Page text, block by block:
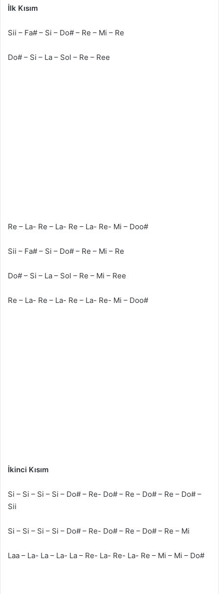
İlk Kısım
Sii – Fa# – Si – Do# – Re – Mi – Re
Do# – Si – La – Sol – Re – Ree
Re – La- Re – La- Re – La- Re- Mi – Doo#
Sii – Fa# – Si – Do# – Re – Mi – Re
Do# – Si – La – Sol – Re – Mi – Ree
Re – La- Re – La- Re – La- Re- Mi – Doo#
İkinci Kısım
Si – Si – Si – Si – Do# – Re- Do# – Re – Do# – Re – Do# –
Sii
Si – Si – Si – Si – Do# – Re- Do# – Re – Do# – Re – Mi
Laa – La- La – La- La – Re- La- Re- La- Re – Mi – Mi – Do#